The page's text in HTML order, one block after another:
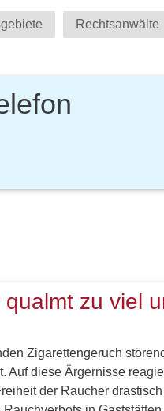
Rechtsanwälte
qualmt zu viel
Zigarettengeruch
Auf diese Ärgernisse
der Raucher